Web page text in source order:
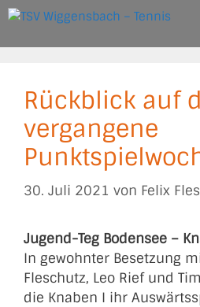
Zum
springen
Rückblick auf
vergangene
30. Juli 2021 von Felix
Jugend-Teg Bodensee –
In gewohnter Besetzung
Fleschutz, Leo Rief und
die Knaben I ihr